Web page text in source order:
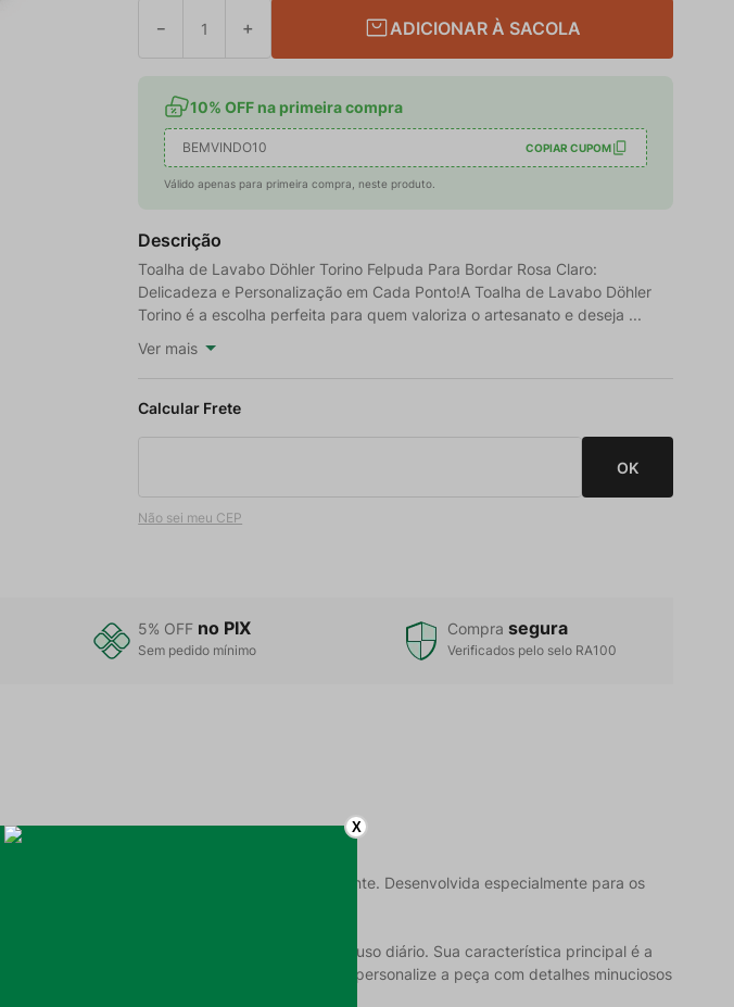
＋
－ ADICIONAR À SACOLA
10% OFF na primeira compra
BEMVINDO10 COPIAR CUPOM
Válido apenas para primeira compra, neste produto.
Descrição
Toalha de Lavabo Döhler Torino Felpuda Para Bordar Rosa Claro:
Delicadeza e Personalização em Cada Ponto!A Toalha de Lavabo Döhler
Torino é a escolha perfeita para quem valoriza o artesanato e deseja ...
Ver mais
Não sei meu CEP
5% OFF no PIX
Sem pedido mínimo
Compra segura
Verificados pelo selo RA100
em Cada Ponto!
adicionar um toque de exclusividade ao ambiente. Desenvolvida especialmente para os
necessária para suas criações.
garantindo uma excelente absorção para o uso diário. Sua característica principal é a
aplicação de ponto cruz, permitindo que você personalize a peça com detalhes minuciosos
X